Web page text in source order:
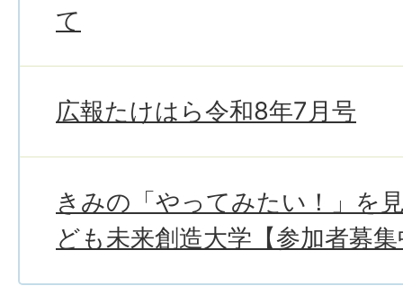
て
広報たけはら令和8年7月号
きみの「やってみたい！」を
ども未来創造大学【参加者募